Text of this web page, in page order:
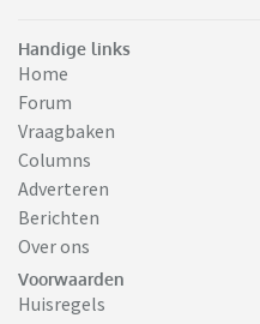
Handige links
Home
Forum
Vraagbaken
Columns
Adverteren
Berichten
Over ons
Voorwaarden
Huisregels